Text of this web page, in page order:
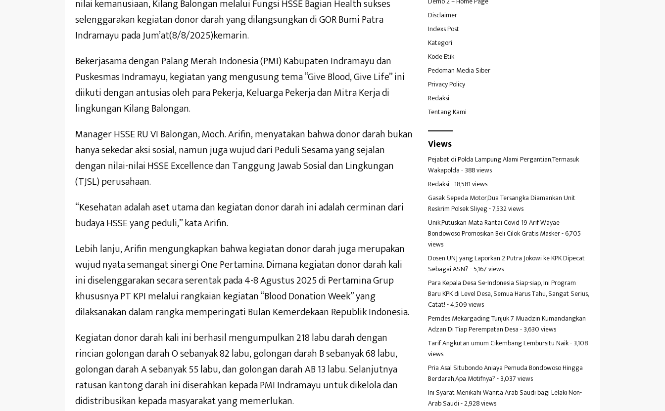
nilai kemanusiaan, Kilang Balongan melalui Fungsi HSSE Bagian Health sukses
selenggarakan kegiatan donor darah yang dilangsungkan di GOR Bumi Patra
Indramayu pada Jum’at(8/8/2025)kemarin.
Bekerjasama dengan Palang Merah Indonesia (PMI) Kabupaten Indramayu dan
Puskesmas Indramayu, kegiatan yang mengusung tema “Give Blood, Give Life” ini
diikuti dengan antusias oleh para Pekerja, Keluarga Pekerja dan Mitra Kerja di
lingkungan Kilang Balongan.
Manager HSSE RU VI Balongan, Moch. Arifin, menyatakan bahwa donor darah bukan
hanya sekedar aksi sosial, namun juga wujud dari Peduli Sesama yang sejalan
dengan nilai-nilai HSSE Excellence dan Tanggung Jawab Sosial dan Lingkungan
(TJSL) perusahaan.
“Kesehatan adalah aset utama dan kegiatan donor darah ini adalah cerminan dari
budaya HSSE yang peduli,” kata Arifin.
Lebih lanju, Arifin mengungkapkan bahwa kegiatan donor darah juga merupakan
wujud nyata semangat sinergi One Pertamina. Dimana kegiatan donor darah kali
ini diselenggarakan secara serentak pada 4-8 Agustus 2025 di Pertamina Grup
khususnya PT KPI melalui rangkaian kegiatan “Blood Donation Week” yang
dilaksanakan dalam rangka memperingati Bulan Kemerdekaan Republik Indonesia.
Kegiatan donor darah kali ini berhasil mengumpulkan 218 labu darah dengan
rincian golongan darah O sebanyak 82 labu, golongan darah B sebanyak 68 labu,
golongan darah A sebanyak 55 labu, dan golongan darah AB 13 labu. Selanjutnya
ratusan kantong darah ini diserahkan kepada PMI Indramayu untuk dikelola dan
didistribusikan kepada masyarakat yang memerlukan.
Disclaimer
Indexs Post
Kategori
Kode Etik
Pedoman Media Siber
Privacy Policy
Redaksi
Tentang Kami
Views
Pejabat di Polda Lampung Alami Pergantian,Termasuk
Wakapolda- 388 views
Redaksi- 18,581 views
Gasak Sepeda Motor,Dua Tersangka Diamankan Unit
Reskrim Polsek Sliyeg- 7,532 views
Unik,Putuskan Mata Rantai Covid 19 Arif Wayae
Bondowoso Promosikan Beli Cilok Gratis Masker- 6,705
views
Dosen UNJ yang Laporkan 2 Putra Jokowi ke KPK Dipecat
Sebagai ASN?- 5,167 views
Para Kepala Desa Se-Indonesia Siap-siap, Ini Program
Baru KPK di Level Desa, Semua Harus Tahu, Sangat Serius,
Catat!- 4,509 views
Pemdes Mekargading Tunjuk 7 Muadzin Kumandangkan
Adzan Di Tiap Perempatan Desa- 3,630 views
Tarif Angkutan umum Cikembang Lembursitu Naik- 3,108
views
Pria Asal Situbondo Aniaya Pemuda Bondowoso Hingga
Berdarah,Apa Motifnya?- 3,037 views
Ini Syarat Menikahi Wanita Arab Saudi bagi Lelaki Non-
Arab Saudi- 2,928 views